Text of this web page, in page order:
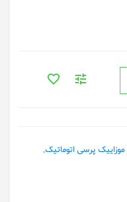
موزاییک پرسی اتوماتیک,